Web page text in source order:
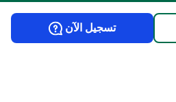
تسجيل الآن